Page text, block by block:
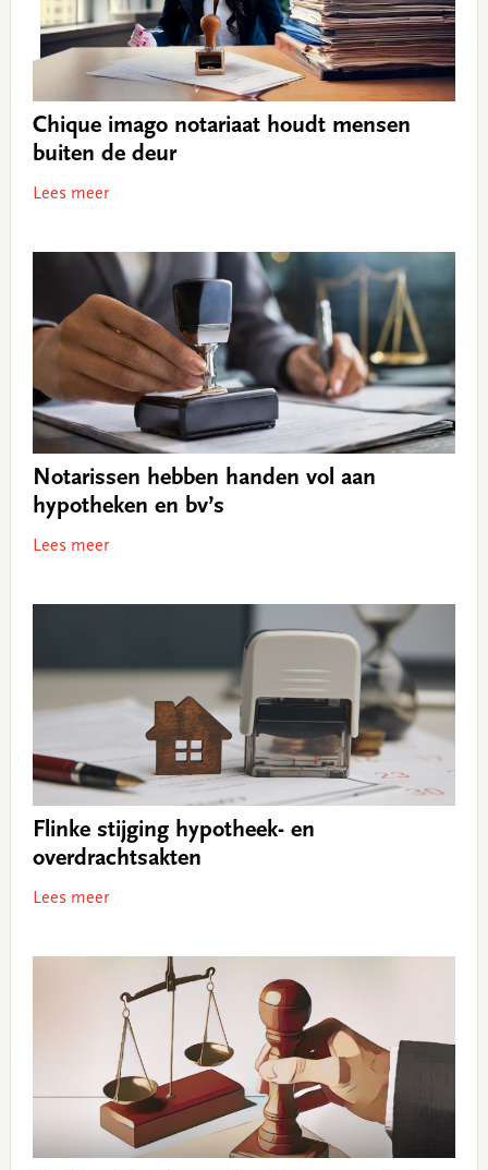
Chique imago notariaat houdt mensen
buiten de deur
Lees meer
Notarissen hebben handen vol aan
hypotheken en bv’s
Lees meer
Flinke stijging hypotheek- en
overdrachtsakten
Lees meer